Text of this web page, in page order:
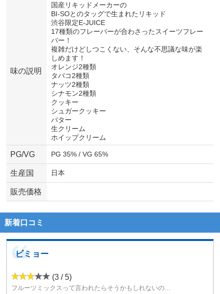
味の説明
国産リキッドメーカーの
BI-SOとのタッグで生まれたリキッド
渋谷限定E-JUICE
17種類のフレーバーが合わさったスイーツフレー
バー！
複雑だけどしつこくない、そんな不思議な味が楽
しめます！
オレンジ2種類
タバコ2種類
ナッツ2種類
シナモン2種類
クッキー
シュガークッキー
バター
生クリーム
ホイップクリーム
PG/VG PG 35% / VG 65%
生産国 日本
販売価格
新着口コミ
ビミョー
(3 / 5)
フルーツミックスって言われたらそうかもしれないのですね( ；∀；)ただ、何が主役かよくわからず、美味しいリキッドって感じがしないリキッドではないのでしょうか？m(。≧Д≦。)m主役はハッキリしてほしいかな